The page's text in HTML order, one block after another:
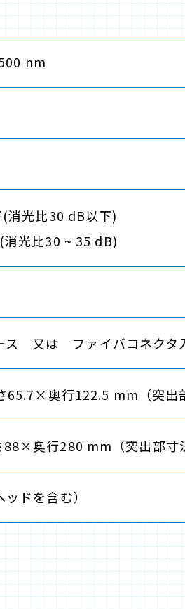
nm
消光比30 dB以下)
光比30 ~ 35 dB)
ス 又は ファイバコネクタ
奥行122.5 mm（突出
奥行280 mm（突出部寸
ドを含む）